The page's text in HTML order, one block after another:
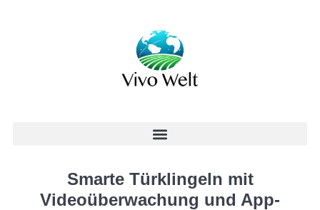
Smarte Türklingeln mit
Videoüberwachung und App-